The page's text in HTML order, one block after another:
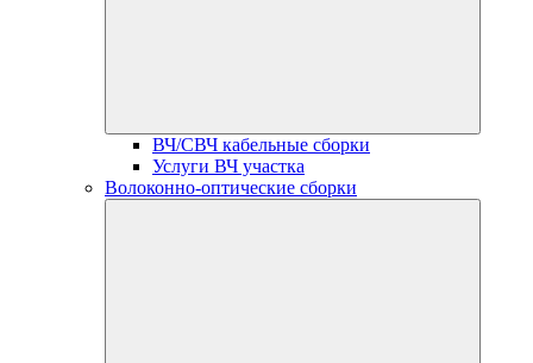
ВЧ/СВЧ кабельные сборки
Услуги ВЧ участка
Волоконно-оптические сборки